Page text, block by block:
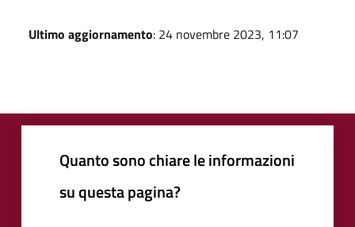
Ultimo aggiornamento: 24 novembre 2023, 11:07
Quanto sono chiare le informazioni
su questa pagina?